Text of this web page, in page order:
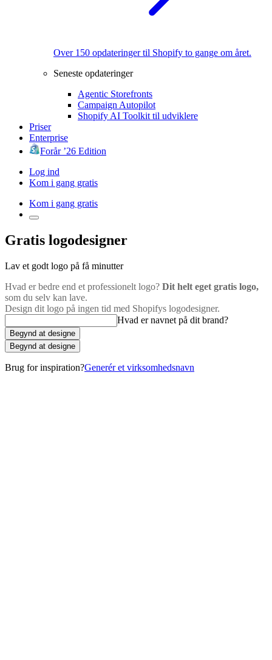
Over 150 opdateringer til Shopify to gange om året.
Seneste opdateringer
Agentic Storefronts
Campaign Autopilot
Shopify AI Toolkit til udviklere
Priser
Enterprise
Forår ’26 Edition
Log ind
Kom i gang gratis
Kom i gang gratis
Gratis logodesigner
Lav et godt logo på få minutter
Hvad er bedre end et professionelt logo? Dit helt eget gratis logo,
som du selv kan lave.
Design dit logo på ingen tid med Shopifys logodesigner.
Hvad er navnet på dit brand?
Begynd at designe
Begynd at designe
Brug for inspiration?Generér et virksomhedsnavn